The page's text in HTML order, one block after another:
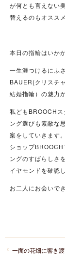
が何とも言えない
替えるのもオスス
本日の指輪はいか
一生涯つけるにふ
BAUER(クリスチ
結婚指輪）の魅力
私どもBROOCHス
ング選びも素敵な
案をしていきます
ショップ
ングのすばらしさ
イヤモンドを確認
お二人にお会いで
一面の花畑に響き渡る優しい旋律を表現した「LUCIEルシエ」の華